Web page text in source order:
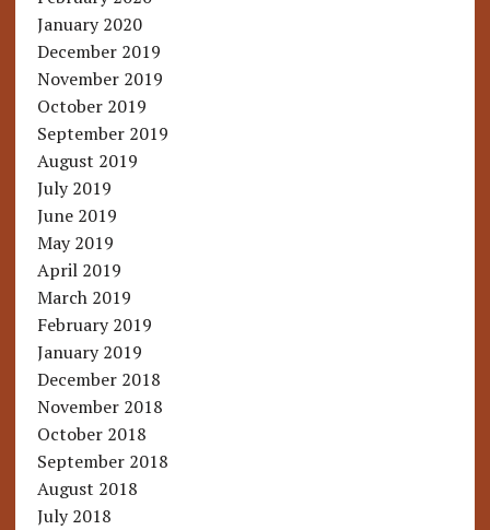
January 2020
December 2019
November 2019
October 2019
September 2019
August 2019
July 2019
June 2019
May 2019
April 2019
March 2019
February 2019
January 2019
December 2018
November 2018
October 2018
September 2018
August 2018
July 2018